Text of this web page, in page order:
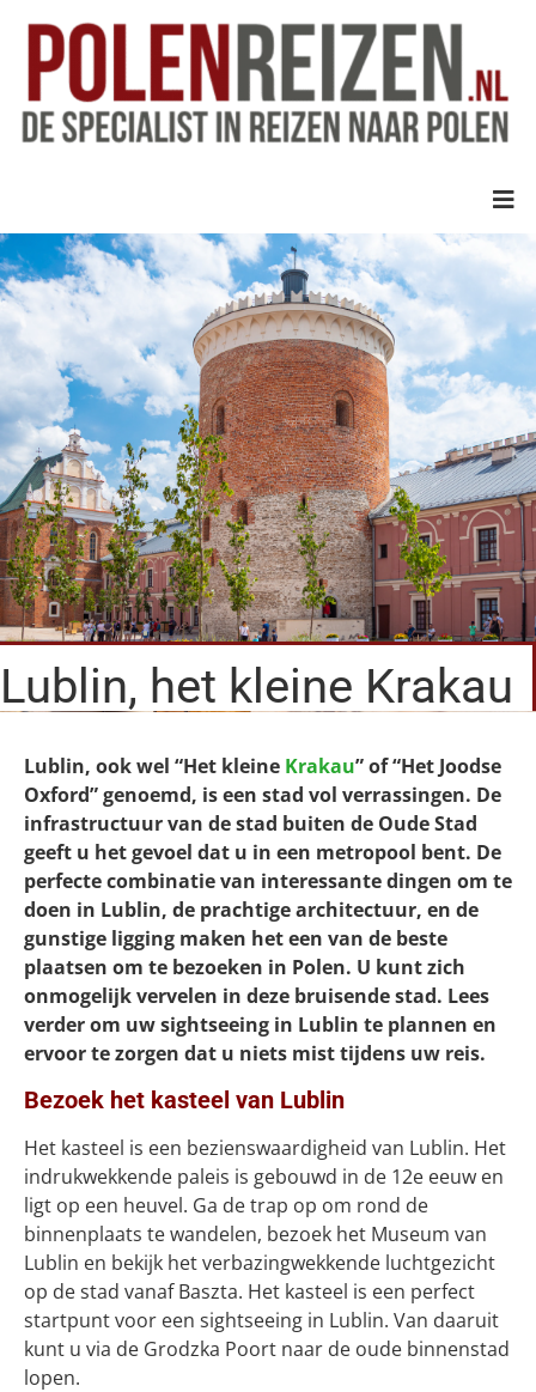
Lublin, het kleine Krakau
Lublin, ook wel “Het kleine Krakau” of “Het Joodse
Oxford” genoemd, is een stad vol verrassingen. De
infrastructuur van de stad buiten de Oude Stad
geeft u het gevoel dat u in een metropool bent. De
perfecte combinatie van interessante dingen om te
doen in Lublin, de prachtige architectuur, en de
gunstige ligging maken het een van de beste
plaatsen om te bezoeken in Polen. U kunt zich
onmogelijk vervelen in deze bruisende stad. Lees
verder om uw sightseeing in Lublin te plannen en
ervoor te zorgen dat u niets mist tijdens uw reis.
Bezoek het kasteel van Lublin
Het kasteel is een bezienswaardigheid van Lublin. Het
indrukwekkende paleis is gebouwd in de 12e eeuw en
ligt op een heuvel. Ga de trap op om rond de
binnenplaats te wandelen, bezoek het Museum van
Lublin en bekijk het verbazingwekkende luchtgezicht
op de stad vanaf Baszta. Het kasteel is een perfect
startpunt voor een sightseeing in Lublin. Van daaruit
kunt u via de Grodzka Poort naar de oude binnenstad
lopen.